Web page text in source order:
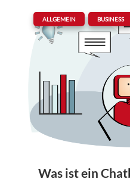
Was ist ein
ALLGEMEIN BUSINESS